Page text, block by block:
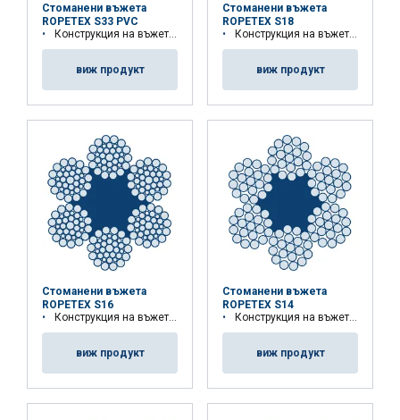
Стоманени въжета
ROPETEX S33 PVC
Конструкция на въжето: 6x19M-WSC (7x19)
виж продукт
Стоманени въжета
ROPETEX S18
Конструкция на въжето: 18x7-WSC
виж продукт
Стоманени въжета
ROPETEX S16
Конструкция на въжето: 6x36WS-FC
виж продукт
Стоманени въжета
ROPETEX S14
Конструкция на въжето: 6x19M-FC
виж продукт